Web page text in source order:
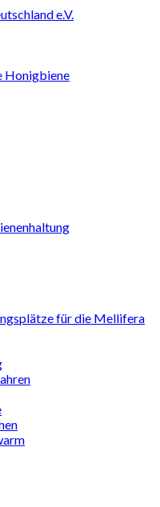
Honigbiene
für die Mellifera